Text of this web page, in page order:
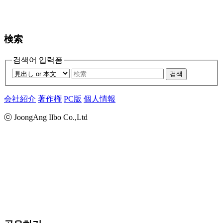
検索
검색어 입력폼
검색
会社紹介 著作権 PC版 個人情報
ⓒ JoongAng Ilbo Co.,Ltd